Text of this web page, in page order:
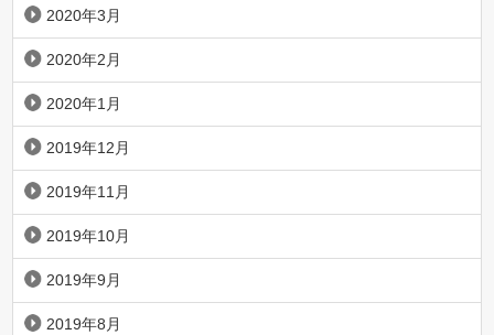
2020年3月
2020年2月
2020年1月
2019年12月
2019年11月
2019年10月
2019年9月
2019年8月